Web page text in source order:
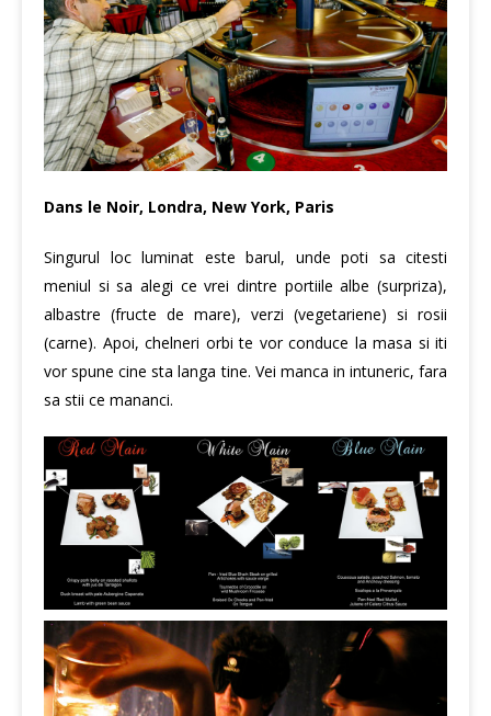
Dans le Noir, Londra, New York, Paris
Singurul loc luminat este barul, unde poti sa citesti
meniul si sa alegi ce vrei dintre portiile albe (surpriza),
albastre (fructe de mare), verzi (vegetariene) si rosii
(carne). Apoi, chelneri orbi te vor conduce la masa si iti
vor spune cine sta langa tine. Vei manca in intuneric, fara
sa stii ce mananci.